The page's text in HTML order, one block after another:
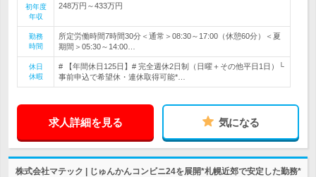
初年度
年収
248万円～433万円
勤務
時間
所定労働時間7時間30分＜通常＞08:30～17:00（休憩60分）＜夏
期間＞05:30～14:00…
休日
休暇
# 【年間休日125日】# 完全週休2日制（日曜＋その他平日1日）└
事前申込で希望休・連休取得可能*…
求人詳細を見る 気になる
株式会社マテック | じゅんかんコンビニ24を展開*札幌近郊で安定した勤務*